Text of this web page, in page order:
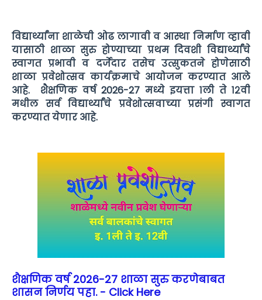
विद्यार्थ्यांना शाळेची ओढ लागावी व आस्था निर्माण व्हावी
यासाठी शाळा सुरु होण्याच्या प्रथम दिवशी विद्यार्थ्यांचे
स्वागत प्रभावी व दर्जेदार तसेच उत्सुकतने होणेसाठी
शाळा प्रवेशोत्सव कार्यक्रमाचे आयोजन करण्यात आले
आहे. शैक्षणिक वर्ष 2026-27 मध्ये इयत्ता १ली ते १२वी
मधील सर्व विद्यार्थ्यांचे प्रवेशोत्सवाच्या प्रसंगी स्वागत
करण्यात येणार आहे.
शैक्षणिक वर्ष 2026-27 शाळा सुरु करणेबाबत
शासन निर्णय पहा. - Click Here